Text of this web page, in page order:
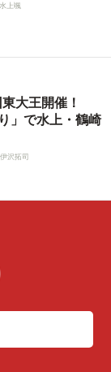
水上颯
東大王開催！
」で水上・鶴崎
伊沢拓司